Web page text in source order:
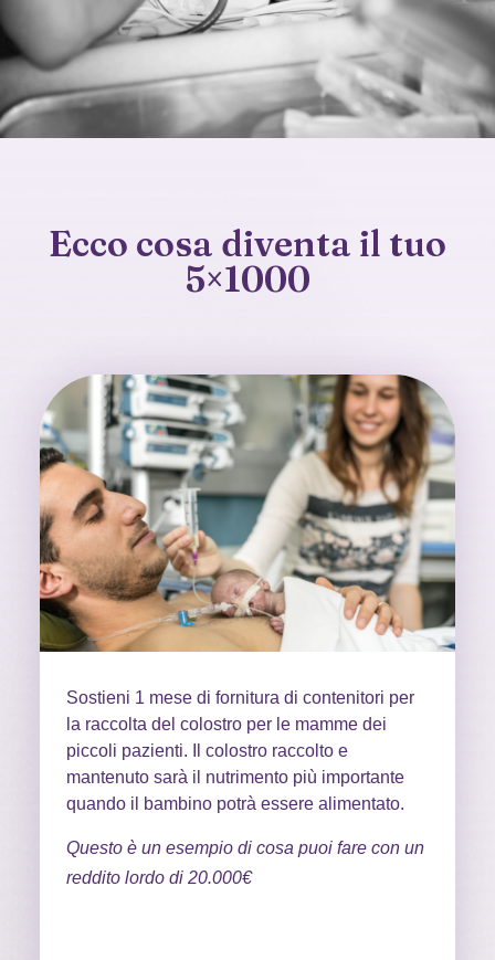
Ecco cosa diventa il tuo
5×1000
Sostieni 1 mese di fornitura di contenitori per
la raccolta del colostro per le mamme dei
piccoli pazienti. Il colostro raccolto e
mantenuto sarà il nutrimento più importante
quando il bambino potrà essere alimentato.
Questo è un esempio di cosa puoi fare con un
reddito lordo di 20.000€